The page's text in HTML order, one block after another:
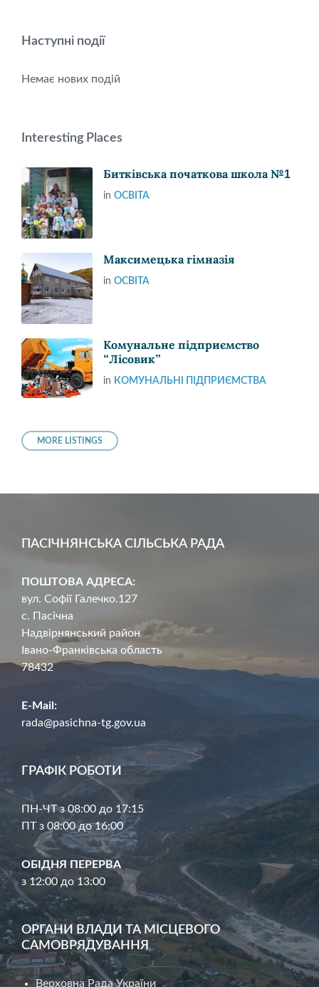
Наступні події
Немає нових подій
Interesting Places
Битківська початкова школа №1
in ОСВІТА
Максимецька гімназія
in ОСВІТА
Комунальне підприємство
“Лісовик”
in КОМУНАЛЬНІ ПІДПРИЄМСТВА
MORE LISTINGS
ПАСІЧНЯНСЬКА СІЛЬСЬКА РАДА
ПОШТОВА АДРЕСА:
вул. Софії Галечко.127
с. Пасічна
Надвірнянський район
Івано-Франківська область
78432
E-Mail:
rada@pasichna-tg.gov.ua
ГРАФІК РОБОТИ
ПН-ЧТ з 08:00 до 17:15
ПТ з 08:00 до 16:00
ОБІДНЯ ПЕРЕРВА
з 12:00 до 13:00
ОРГАНИ ВЛАДИ ТА МІСЦЕВОГО
САМОВРЯДУВАННЯ
Верховна Рада України